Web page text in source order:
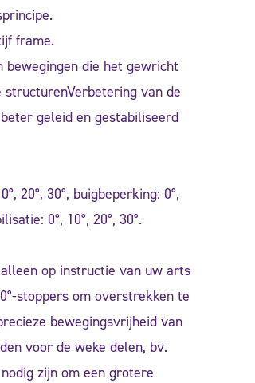
frame.
die het gewricht
structurenVerbetering van de
geleid en gestabiliseerd
20°, 30°, buigbeperking: 0°,
0°, 10°, 20°, 30°.
op instructie van uw arts
stoppers om overstrekken te
bewegingsvrijheid van
voor de weke delen, bv.
zijn om een grotere